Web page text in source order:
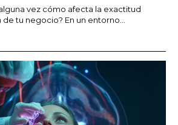
vez cómo afecta la exactitud
tu negocio? En un entorno...